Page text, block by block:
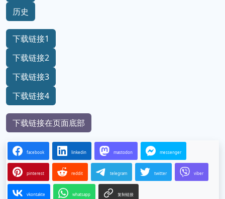
历史
下载链接1
下载链接2
下载链接3
下载链接4
下载链接在页面底部
facebook linkedin mastodon messenger
pinterest reddit telegram twitter viber
vkontakte whatsapp 复制链接